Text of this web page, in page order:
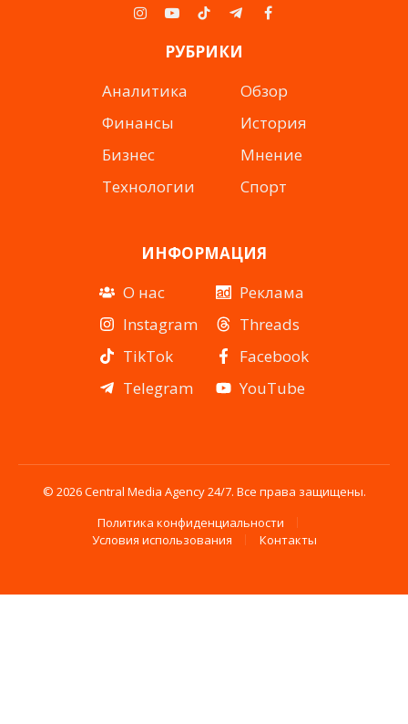
Instagram
YouTubeTikTokTelegramFacebook
РУБРИКИ
Аналитика
Финансы
Бизнес
Технологии
Обзор
История
Мнение
Спорт
ИНФОРМАЦИЯ
О нас
Instagram
TikTok
Telegram
Реклама
Threads
Facebook
YouTube
© 2026 Central Media Agency 24/7. Все права защищены.
Политика конфиденциальности
Условия использования
Контакты